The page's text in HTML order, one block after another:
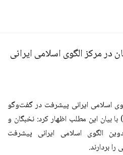
در مركز الگوی اسلامی ايرانی
اسلامی ايرانی پيشرفت در گفت‌وگو
با بيان اين مطلب اظهار كرد: نخبگان و
الگوی اسلامی ايرانی پيشرفت
بردارند.